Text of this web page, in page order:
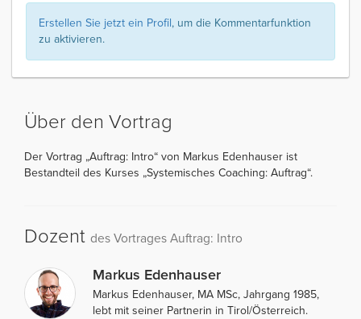
Erstellen Sie jetzt ein Profil, um die Kommentarfunktion
zu aktivieren.
Über den Vortrag
Der Vortrag „Auftrag: Intro“ von Markus Edenhauser ist
Bestandteil des Kurses „Systemisches Coaching: Auftrag“.
Dozent des Vortrages Auftrag: Intro
Markus Edenhauser
Markus Edenhauser, MA MSc, Jahrgang 1985,
lebt mit seiner Partnerin in Tirol/Österreich.